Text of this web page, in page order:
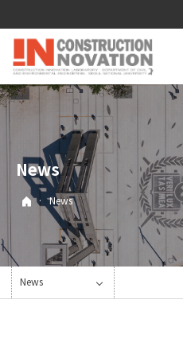
로
메
뉴
News
· News
News